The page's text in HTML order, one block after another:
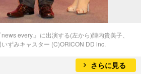
every.』に出演する(左から)陣内貴美子、
ずみキャスター (C)ORICON DD inc.
さらに見る